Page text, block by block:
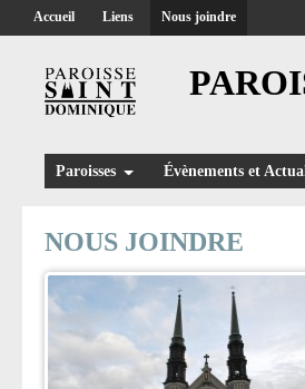
Accueil Liens Nous joindre
Paroisses Évènements et
NOUS JOINDRE